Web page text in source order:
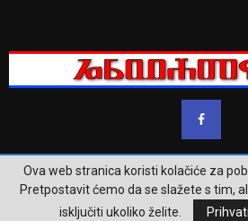
@2023 - www.hrvatski-fokus.hr. Sva
Pravila privatnosti Uvjeti
Ova web stranica koristi kolačiće za
Pretpostavit ćemo da se slažete s tim,
isključiti ukoliko želite.
Prihvati